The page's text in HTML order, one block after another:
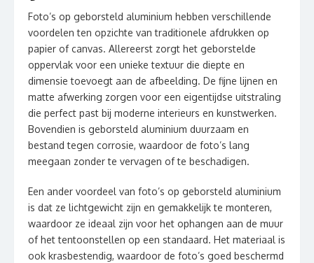
Foto’s op geborsteld aluminium hebben verschillende
voordelen ten opzichte van traditionele afdrukken op
papier of canvas. Allereerst zorgt het geborstelde
oppervlak voor een unieke textuur die diepte en
dimensie toevoegt aan de afbeelding. De fijne lijnen en
matte afwerking zorgen voor een eigentijdse uitstraling
die perfect past bij moderne interieurs en kunstwerken.
Bovendien is geborsteld aluminium duurzaam en
bestand tegen corrosie, waardoor de foto’s lang
meegaan zonder te vervagen of te beschadigen.
Een ander voordeel van foto’s op geborsteld aluminium
is dat ze lichtgewicht zijn en gemakkelijk te monteren,
waardoor ze ideaal zijn voor het ophangen aan de muur
of het tentoonstellen op een standaard. Het materiaal is
ook krasbestendig, waardoor de foto’s goed beschermd